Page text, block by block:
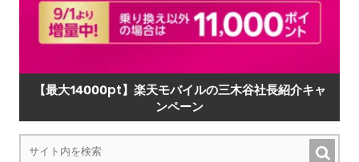
【最大14000pt】楽天モバイルの三木谷社長紹介キャ
ンペーン